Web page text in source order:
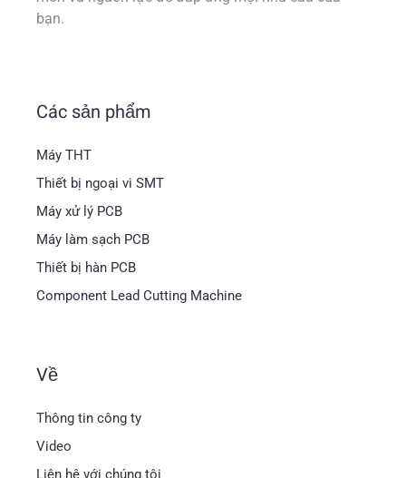
bạn.
Các sản phẩm
Máy THT
Thiết bị ngoại vi SMT
Máy xử lý PCB
Máy làm sạch PCB
Thiết bị hàn PCB
Component Lead Cutting Machine
Về
Thông tin công ty
Video
Liên hệ với chúng tôi